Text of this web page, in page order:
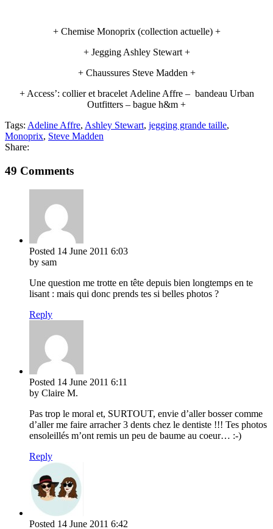
+ Chemise Monoprix (collection actuelle) +
+ Jegging Ashley Stewart +
+ Chaussures Steve Madden +
+ Access’: collier et bracelet Adeline Affre – bandeau Urban
Outfitters – bague h&m +
Tags: Adeline Affre, Ashley Stewart, jegging grande taille,
Monoprix, Steve Madden
Share:
49 Comments
Posted 14 June 2011 6:03
by sam
Une question me trotte en tête depuis bien longtemps en te
lisant : mais qui donc prends tes si belles photos ?
Reply
Posted 14 June 2011 6:11
by Claire M.
Pas trop le moral et, SURTOUT, envie d’aller bosser comme
d’aller me faire arracher 3 dents chez le dentiste !!! Tes photos
ensoleillés m’ont remis un peu de baume au coeur… :-)
Reply
Posted 14 June 2011 6:42